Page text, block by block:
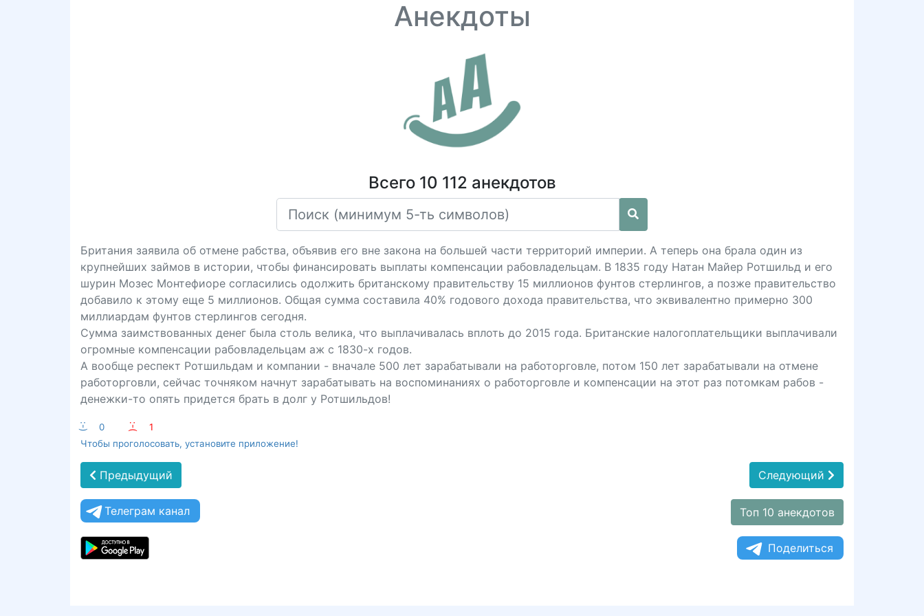
Анекдоты
Всего 10 112 анекдотов
Британия заявила об отмене рабства, объявив его вне закона на большей части территорий империи. А теперь она брала один из
крупнейших займов в истории, чтобы финансировать выплаты компенсации рабовладельцам. В 1835 году Натан Майер Ротшильд и его
шурин Мозес Монтефиоре согласились одолжить британскому правительству 15 миллионов фунтов стерлингов, а позже правительство
добавило к этому еще 5 миллионов. Общая сумма составила 40% годового дохода правительства, что эквивалентно примерно 300
миллиардам фунтов стерлингов сегодня.
Сумма заимствованных денег была столь велика, что выплачивалась вплоть до 2015 года. Британские налогоплательщики выплачивали
огромные компенсации рабовладельцам аж с 1830-х годов.
А вообще респект Ротшильдам и компании - вначале 500 лет зарабатывали на работорговле, потом 150 лет зарабатывали на отмене
работорговли, сейчас точняком начнут зарабатывать на воспоминаниях о работорговле и компенсации на этот раз потомкам рабов -
денежки-то опять придется брать в долг у Ротшильдов!
:-) 0 :-(
1
Чтобы проголосовать, установите приложение!
Предыдущий Следующий
Телеграм канал Топ 10 анекдотов
Поделиться